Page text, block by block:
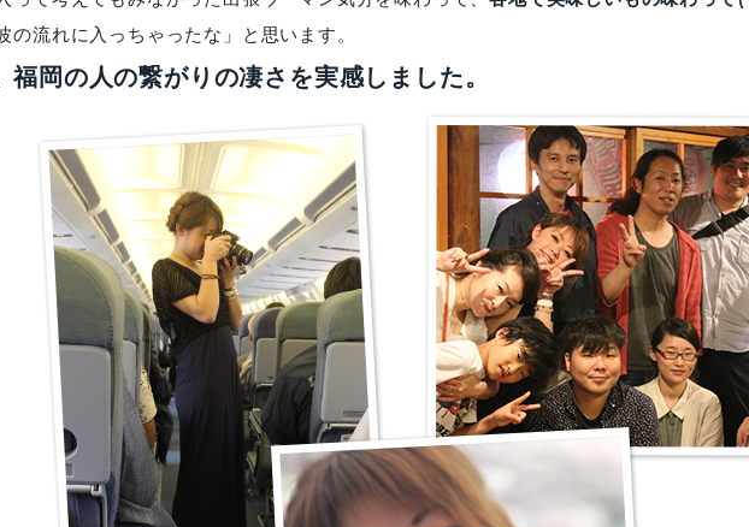
の流れに入っちゃったな」と思います。
福岡の人の繋がりの凄さを実感しました。